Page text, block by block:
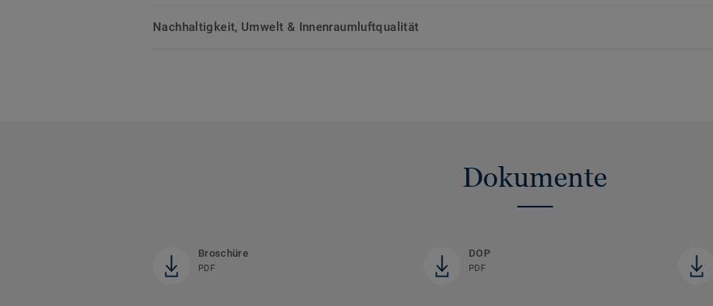
Nachhaltigkeit, Umwelt & Innenraumluftqualität
Dokumente
Broschüre
PDF
DOP
PDF